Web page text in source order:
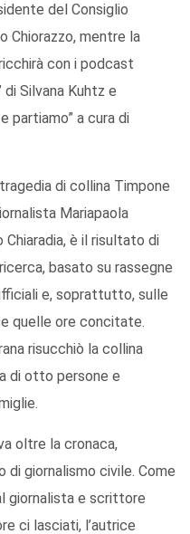
del Consiglio
Chiorazzo, mentre la
con i podcast
Silvana Kuhtz e
partiamo” a cura di
di collina Timpone
Mariapaola
è il risultato di
basato su rassegne
e, soprattutto, sulle
quelle ore concitate.
risucchiò la collina
di otto persone e
oltre la cronaca,
di giornalismo civile. Come
giornalista e scrittore
ci lasciati, l’autrice